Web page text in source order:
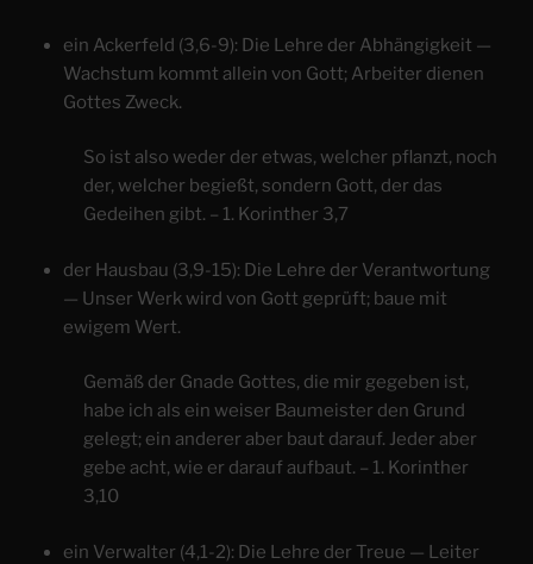
ein Ackerfeld (3,6-9): Die Lehre der Abhängigkeit —
Wachstum kommt allein von Gott; Arbeiter dienen
Gottes Zweck.
So ist also weder der etwas, welcher pflanzt, noch
der, welcher begießt, sondern Gott, der das
Gedeihen gibt. – 1. Korinther 3,7
der Hausbau (3,9-15): Die Lehre der Verantwortung
— Unser Werk wird von Gott geprüft; baue mit
ewigem Wert.
Gemäß der Gnade Gottes, die mir gegeben ist,
habe ich als ein weiser Baumeister den Grund
gelegt; ein anderer aber baut darauf. Jeder aber
gebe acht, wie er darauf aufbaut. – 1. Korinther
3,10
ein Verwalter (4,1-2): Die Lehre der Treue — Leiter